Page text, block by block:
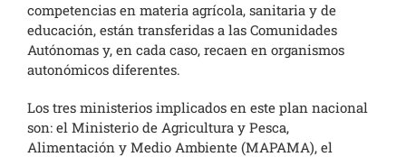
competencias en materia agrícola, sanitaria y de
educación, están transferidas a las Comunidades
Autónomas y, en cada caso, recaen en organismos
autonómicos diferentes.
Los tres ministerios implicados en este plan nacional
son: el Ministerio de Agricultura y Pesca,
Alimentación y Medio Ambiente (MAPAMA), el